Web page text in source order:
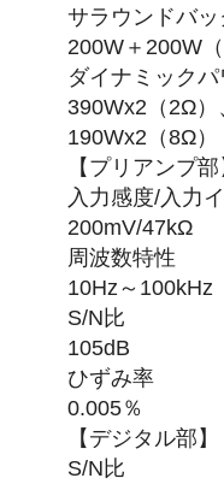
サラウンドバッ
200W＋200W（
ダイナミックパ
390Wx2（2Ω）
190Wx2（8Ω）
【プリアンプ部
入力感度/入力
200mV/47kΩ
周波数特性
10Hz～100kHz
S/N比
105dB
ひずみ率
0.005％
【デジタル部】
S/N比